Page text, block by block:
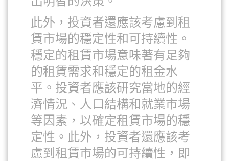
此外，投資者還應該考慮到租
賃市場的穩定性和可持續性。
穩定的租賃市場意味著有足夠
的租賃需求和穩定的租金水
平。投資者應該研究當地的經
濟情況、人口結構和就業市場
等因素，以確定租賃市場的穩
定性。此外，投資者還應該考
慮到租賃市場的可持續性，即